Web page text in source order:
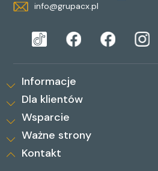
info@grupacx.pl
Informacje
Dla klientów
Wsparcie
Ważne strony
Kontakt